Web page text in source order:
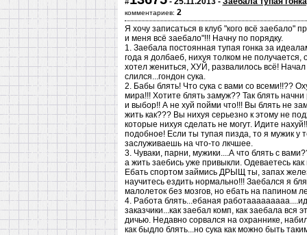
комментариев: 2
Я хочу записаться в клуб "кого всё заебало"
и меня всё заебало"!!! Начну по порядку.
1. Заебала постоянная тупая гонка за
года я долбаеб, нихуя толком не
хотел жениться, ХУЙ, развалилось всё!
слился...гондон сука.
2. Бабы блять! Что сука с вами со всеми!!??
мира!!! Хотите блять замуж?? Так блять
и выбор!! А не хуй пойми что!!! Вы блять не
жить как??? Вы нихуя серьезно к этому не
которые нихуя сделать не могут. Идите
подобное! Если ты тупая пизда, то я мужик у
заслуживаешь на что-то лкчшее.
3. Чуваки, парни, мужики....А что блять с
а жить заебись уже привыкли. Одеваетесь
Ебать спортом займись ДРЫЩ ты, запах
научитесь ездить нормально!!! Заебался я
малолеток без мозгов, но ебать на папином
4. Работа блять...ебаная
заказчики...как заебал комп, как заебала вся
дичью. Недавно сорвался на охраннике,
как быдло блять...но сука как можно быть